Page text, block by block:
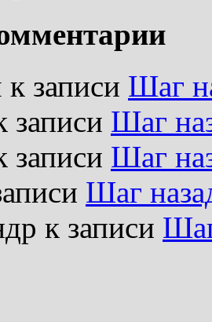
к записи Шаг
записи Шаг
записи Шаг
Шаг
к записи